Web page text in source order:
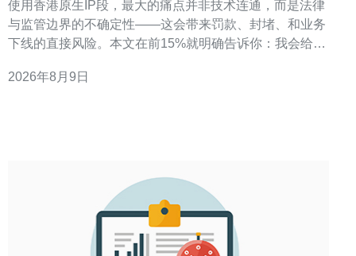
使用香港原生IP段，最大的痛点并非技术连通，而是法律
与监管边界的不确定性——这会带来罚款、封堵、和业务
下线的直接风险。本文在前15%就明确告诉你：我会给出
上应用。 合规风险一览：哪些风险会即时触发监管注意？
2026年8月9日